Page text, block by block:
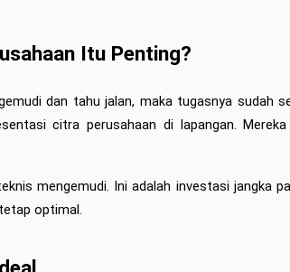
Itu Penting?
dan tahu jalan, maka tugasnya sudah
citra perusahaan di lapangan.
mengemudi. Ini adalah investasi jangka
optimal.